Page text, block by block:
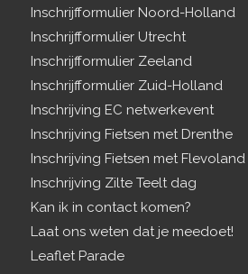
Inschrijfformulier Noord-Holland
Inschrijfformulier Utrecht
Inschrijfformulier Zeeland
Inschrijfformulier Zuid-Holland
Inschrijving EC netwerkevent
Inschrijving Fietsen met Drenthe
Inschrijving Fietsen met Flevoland
Inschrijving Zilte Teelt dag
Kan ik in contact komen?
Laat ons weten dat je meedoet!
Leaflet Parade